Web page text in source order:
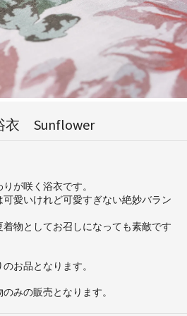
衣 Sunflower
が咲く浴衣です。
愛いけれど可愛すぎない絶妙バラン
物としてお召しになっても素敵です
お品となります。
みの販売となります。